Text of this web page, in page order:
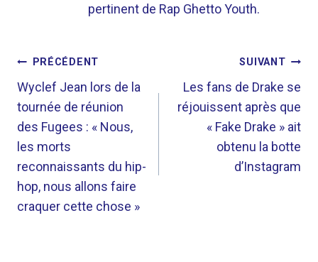
pertinent de Rap Ghetto Youth.
NAVIGATION
DE
L’ARTICLE
PRÉCÉDENT
Wyclef Jean lors de la
tournée de réunion
des Fugees : « Nous,
les morts
reconnaissants du hip-
hop, nous allons faire
craquer cette chose »
SUIVANT
Les fans de Drake se
réjouissent après que
« Fake Drake » ait
obtenu la botte
d’Instagram